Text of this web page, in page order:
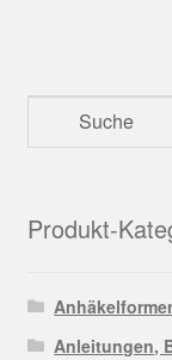
Produkt-
Anleitungen,